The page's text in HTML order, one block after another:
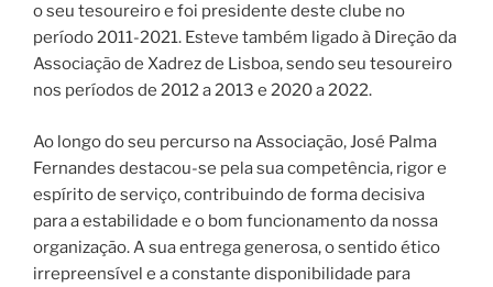
o seu tesoureiro e foi presidente deste clube no
período 2011-2021. Esteve também ligado à Direção da
Associação de Xadrez de Lisboa, sendo seu tesoureiro
nos períodos de 2012 a 2013 e 2020 a 2022.
Ao longo do seu percurso na Associação, José Palma
Fernandes destacou-se pela sua competência, rigor e
espírito de serviço, contribuindo de forma decisiva
para a estabilidade e o bom funcionamento da nossa
organização. A sua entrega generosa, o sentido ético
irrepreensível e a constante disponibilidade para